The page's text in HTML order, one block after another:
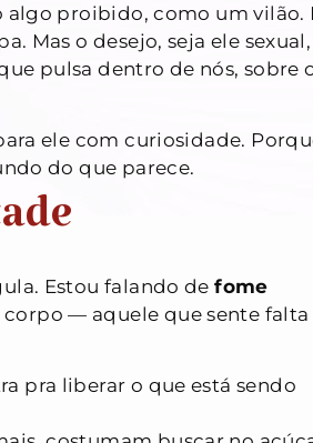
algo proibido, como um vilão.
Mas o desejo, seja ele sexual,
pulsa dentro de nós, sobre
ele com curiosidade.
do que parece.
Estou falando defome
— aquele que sente falta
pra liberar o que está sendo